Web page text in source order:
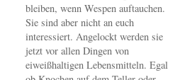
bleiben, wenn Wespen auftauchen.
Sie sind aber nicht an euch
interessiert. Angelockt werden sie
jetzt vor allen Dingen von
eiweißhaltigen Lebensmitteln. Egal